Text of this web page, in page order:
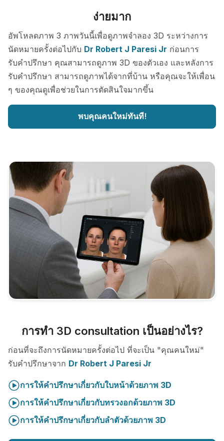
ง่ายมาก
อัพโหลดภาพ 3 ภาพวันนี้เพื่อดูภาพจำลอง 3D ระหว่างการ
นัดหมายครั้งต่อไปกับ Dr Robert J Paresi Jr ก่อนการ
รับคำปรึกษา คุณสามารถดูภาพ 3D ของตัวเอง และหลังการ
รับคำปรึกษา สามารถดูภาพได้จากที่บ้าน หรือคุณจะให้เพื่อน
ๆ ของคุณดูเพื่อช่วยในการตัดสินใจมากขึ้น
พบคุณคนใหม่ทันที!
การทำ 3D consultation เป็นอย่างไร?
ก่อนที่จะถึงการนัดหมายครั้งต่อไป ที่จะเป็น "คุณคนใหม่"
รับคำปรึกษาจาก Dr Robert J Paresi Jr
การให้คำปรึกษาเกี่ยวกับใบหน้าด้วยภาพ 3D
การให้คำปรึกษาเกี่ยวกับทรวงอกด้วยภาพ 3D
การให้คำปรึกษาเกี่ยวกับลำตัวด้วยภาพ 3D